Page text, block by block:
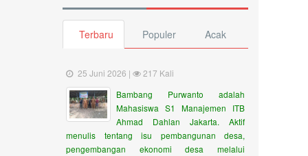
Terbaru Populer Acak
25 Juni 2026 |
217 Kali
Bambang Purwanto adalah
Mahasiswa S1 Manajemen ITB
Ahmad Dahlan Jakarta. Aktif
menulis tentang isu pembangunan desa,
pengembangan ekonomi desa melalui